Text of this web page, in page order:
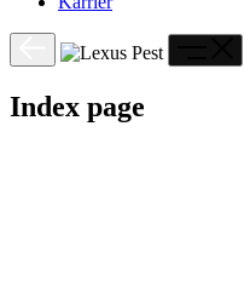
Index page